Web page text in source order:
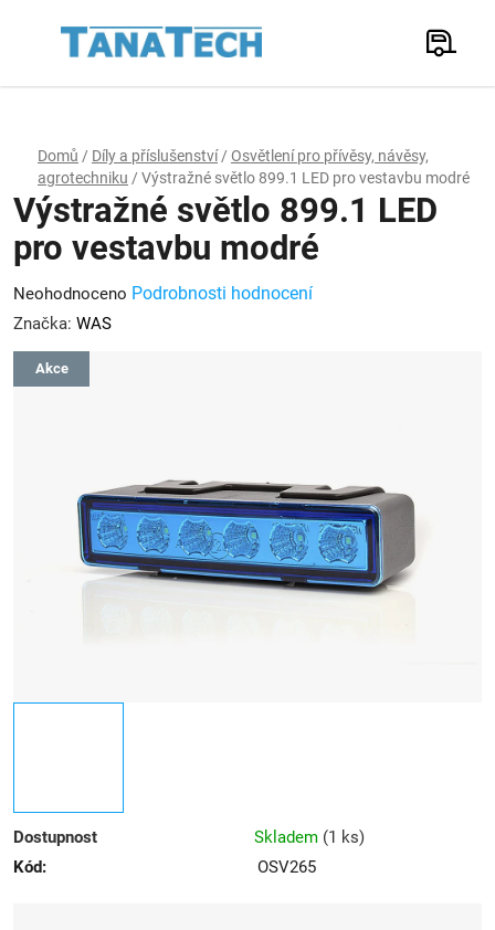
Hledat
Domů / Díly a příslušenství / Osvětlení pro přívěsy, návěsy,
agrotechniku / Výstražné světlo 899.1 LED pro vestavbu modré
Dostupnost Skladem (1 ks)
Kód:
OSV265
Výstražné světlo 899.1 LED
pro vestavbu modré
Průměrné
hodnocení
produktu
hvězdiček.
Neohodnoceno Podrobnosti hodnocení
Značka: WAS
Akce